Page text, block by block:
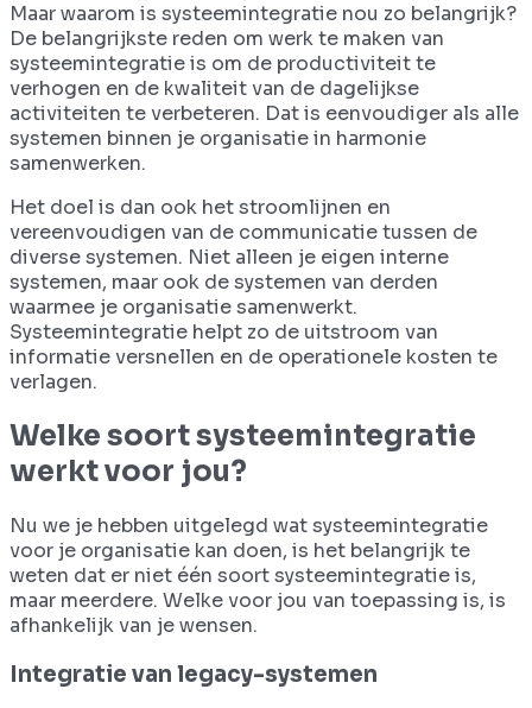
Maar waarom is systeemintegratie nou zo belangrijk?
De belangrijkste reden om werk te maken van
systeemintegratie is om de productiviteit te
verhogen en de kwaliteit van de dagelijkse
activiteiten te verbeteren. Dat is eenvoudiger als alle
systemen binnen je organisatie in harmonie
samenwerken.
Het doel is dan ook het stroomlijnen en
vereenvoudigen van de communicatie tussen de
diverse systemen. Niet alleen je eigen interne
systemen, maar ook de systemen van derden
waarmee je organisatie samenwerkt.
Systeemintegratie helpt zo de uitstroom van
informatie versnellen en de operationele kosten te
verlagen.
Welke soort systeemintegratie
werkt voor jou?
Nu we je hebben uitgelegd wat systeemintegratie
voor je organisatie kan doen, is het belangrijk te
weten dat er niet één soort systeemintegratie is,
maar meerdere. Welke voor jou van toepassing is, is
afhankelijk van je wensen.
Integratie van legacy-systemen